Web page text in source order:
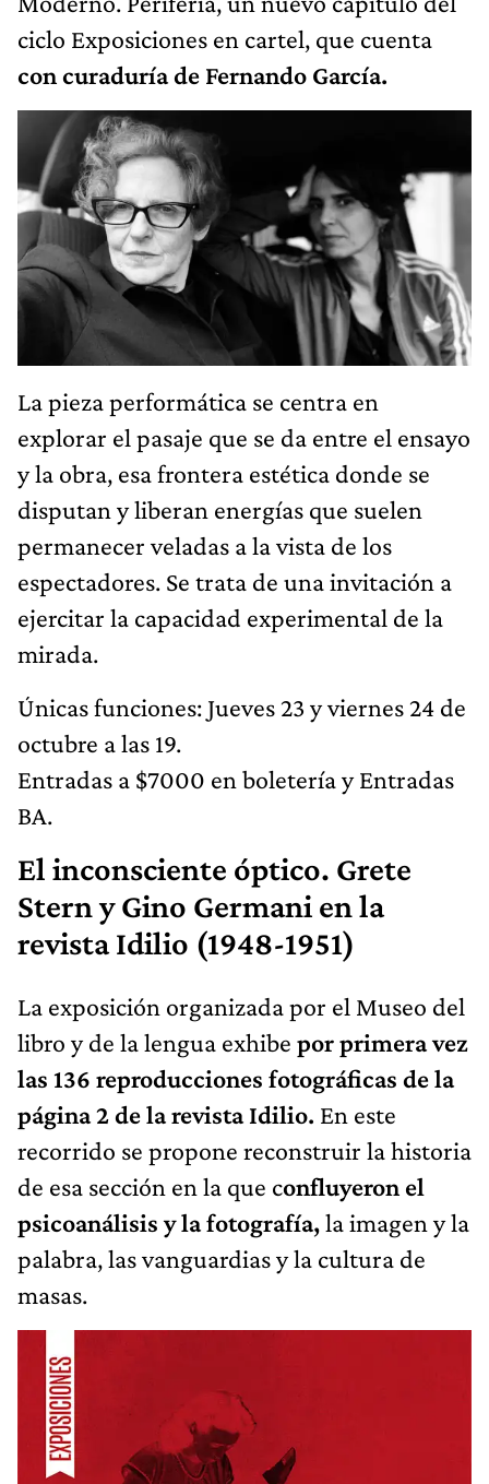
ciclo Exposiciones en cartel, que cuenta
con curaduría de Fernando García.
La pieza performática se centra en
explorar el pasaje que se da entre el ensayo
y la obra, esa frontera estética donde se
disputan y liberan energías que suelen
permanecer veladas a la vista de los
espectadores. Se trata de una invitación a
ejercitar la capacidad experimental de la
mirada.
Únicas funciones: Jueves 23 y viernes 24 de
octubre a las 19.
Entradas a $7000 en boletería y Entradas
BA.
El inconsciente óptico. Grete
Stern y Gino Germani en la
revista Idilio (1948-1951)
La exposición organizada por el Museo del
libro y de la lengua exhibe por primera vez
las 136 reproducciones fotográficas de la
página 2 de la revista Idilio. En este
recorrido se propone reconstruir la historia
de esa sección en la que confluyeron el
psicoanálisis y la fotografía,la imagen y la
palabra, las vanguardias y la cultura de
masas.